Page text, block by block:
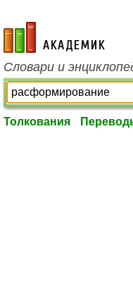
academic.ru
Словари и
Толкования